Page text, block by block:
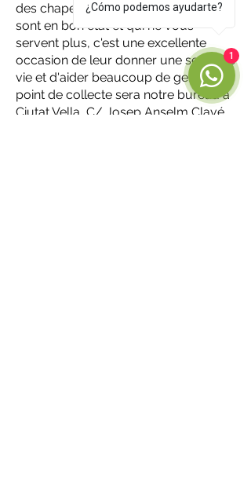
des chapeaux ou des écharpes qui
sont en bon état et qui ne vous
servent plus, c'est une excellente
occasion de leur donner une seconde
vie et d'aider beaucoup de gens. Le
point de collecte sera notre bureau à
Ciutat Vella, C/ Josep Anselm Clavé
¿Cómo podemos ayudarte?
1